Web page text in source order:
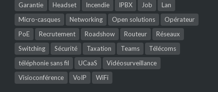
Garantie
Headset Incendie IPBX Job
Lan
Micro-casques
Networking Open solutions
Opérateur
PoE
Recrutement Roadshow Routeur
Réseaux
Switching
Sécurité Taxation Teams
Télécoms
téléphonie sans fil
UCaaS
Vidéosurveillance
Visioconférence
VoIP WiFi